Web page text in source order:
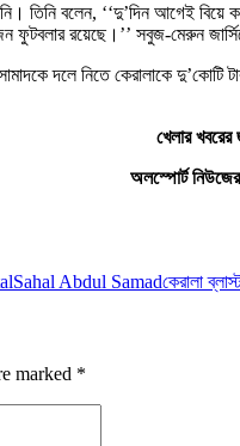
তিনি বলেন, ‘‘দু’দিন আগেই বিয়ে
ফুটবলার রয়েছে।’’ সবুজ-মেরুন
দলে নিতে কেরালাকে দু’কোটি
খেলার
অলস্পোর্ট
Sahal Abdul Samadকেরালা
marked *